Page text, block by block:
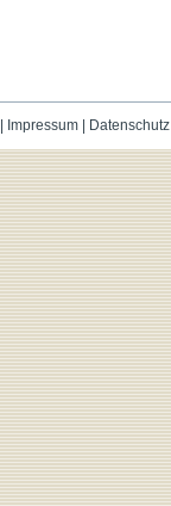
Impressum| Datenschutz